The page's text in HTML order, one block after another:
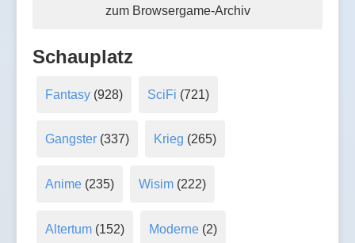
zum Browsergame-Archiv
Schauplatz
Fantasy(928) SciFi (721)
Gangster(337) Krieg (265)
Anime(235) Wisim (222)
Altertum(152) Moderne (2)